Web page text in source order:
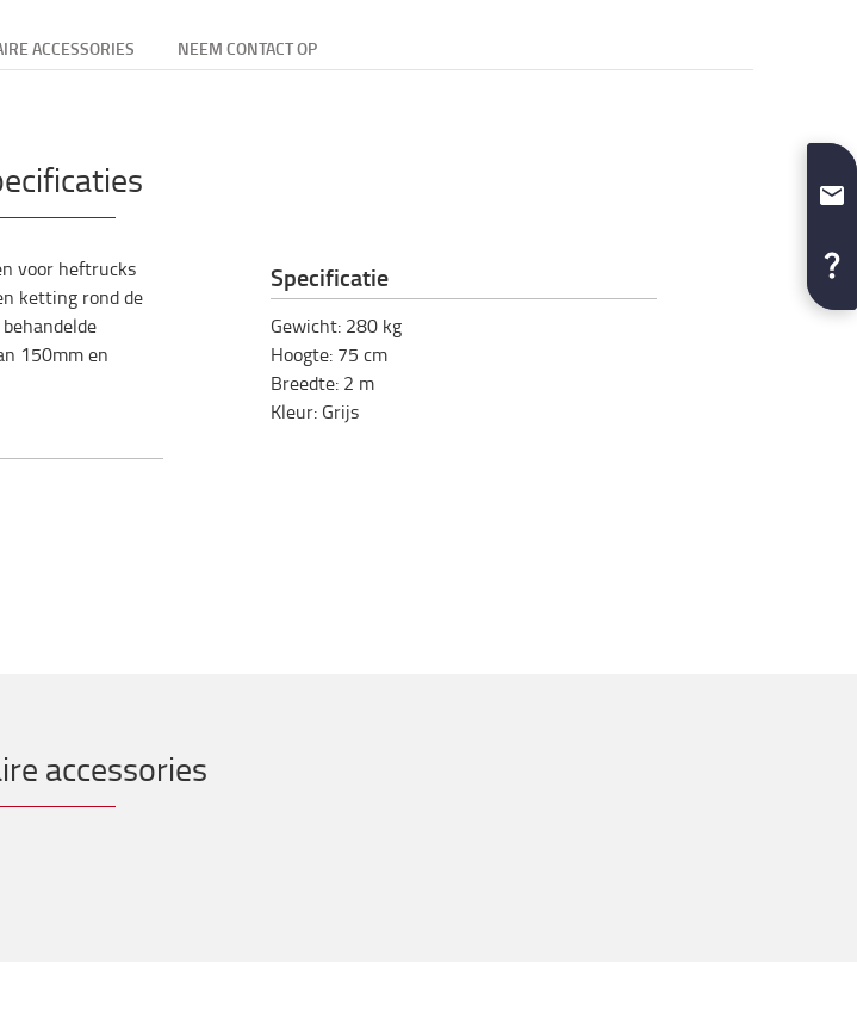
ACCESSORIES NEEM CONTACT OP
voor heftrucks
ketting rond de
150mm en
Specificatie
Gewicht: 280 kg
Hoogte: 75 cm
Breedte: 2 m
Kleur: Grijs
accessories